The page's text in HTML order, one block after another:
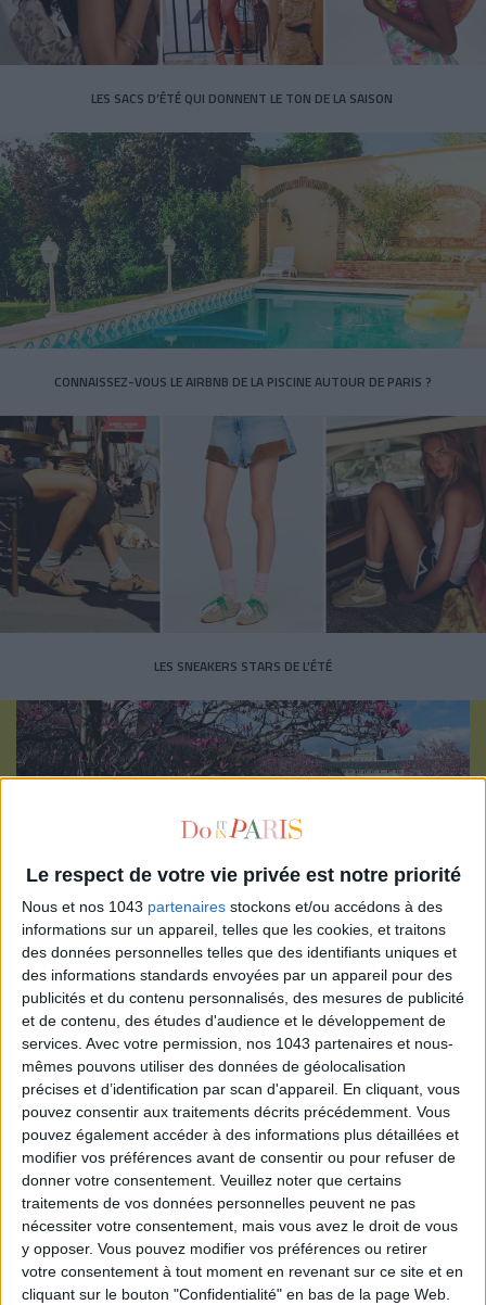
Le respect de votre vie privée est notre priorité
Nous et nos 1043 partenaires stockons et/ou accédons à des
informations sur un appareil, telles que les cookies, et traitons
des données personnelles telles que des identifiants uniques et
des informations standards envoyées par un appareil pour des
publicités et du contenu personnalisés, des mesures de publicité
et de contenu, des études d'audience et le développement de
services. Avec votre permission, nos 1043 partenaires et nous-
mêmes pouvons utiliser des données de géolocalisation
précises et d’identification par scan d'appareil. En cliquant, vous
pouvez consentir aux traitements décrits précédemment. Vous
pouvez également accéder à des informations plus détaillées et
modifier vos préférences avant de consentir ou pour refuser de
donner votre consentement. Veuillez noter que certains
traitements de vos données personnelles peuvent ne pas
nécessiter votre consentement, mais vous avez le droit de vous
y opposer. Vous pouvez modifier vos préférences ou retirer
votre consentement à tout moment en revenant sur ce site et en
cliquant sur le bouton "Confidentialité" en bas de la page Web.
LES SACS D’ÉTÉ QUI DONNENT LE TON DE LA SAISON
CONNAISSEZ-VOUS LE AIRBNB DE LA PISCINE AUTOUR DE PARIS ?
LES SNEAKERS STARS DE L’ÉTÉ
Inscrivez-vous à notre newsletter
S'INSCRIRE
ADOPT PARFUMS RÉVOLUTIONNE LA PARFUMERIE MADE IN FRANCE À PETIT PRIX